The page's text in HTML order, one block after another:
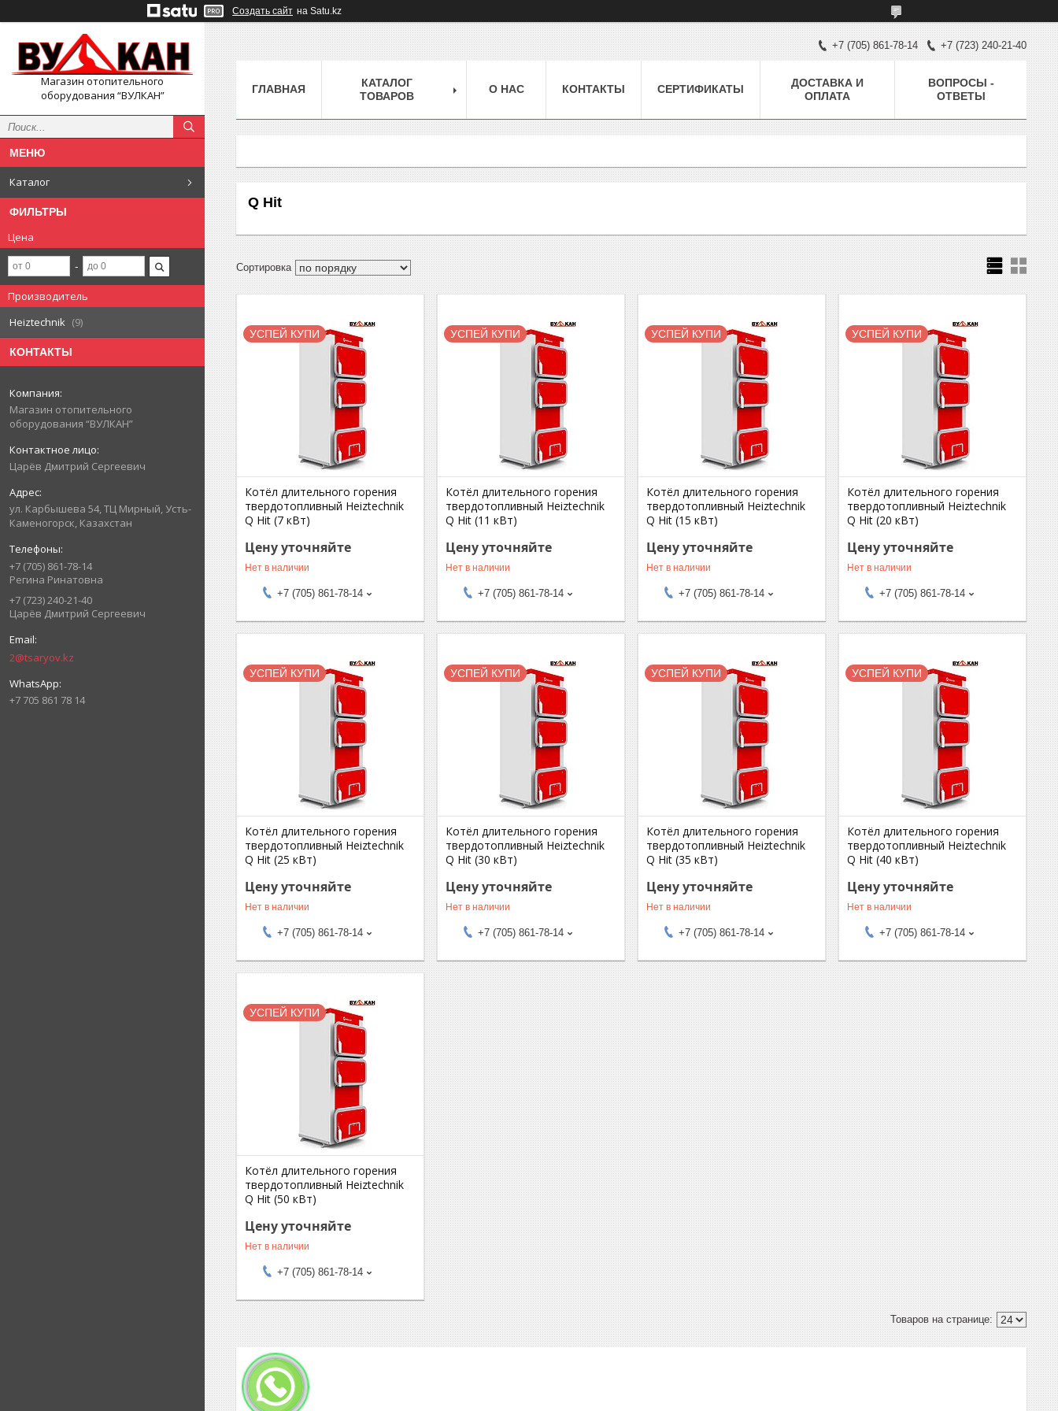
Создать сайт на Satu.kz
Магазин отопительного
оборудования “ВУЛКАН”
Каталог
ФИЛЬТРЫ
Цена
Производитель
Heiztechnik
9
КОНТАКТЫ
Магазин отопительного
оборудования “ВУЛКАН”
Царёв Дмитрий Сергеевич
ул. Карбышева 54, ТЦ Мирный, Усть-
Каменогорск, Казахстан
+7 (705) 861-78-14
Регина Ринатовна
+7 (723) 240-21-40
Царёв Дмитрий Сергеевич
2@tsaryov.kz
+7 705 861 78 14
+7 (705) 861-78-14 +7 (723) 240-21-40
ГЛАВНАЯ
КАТАЛОГ
ТОВАРОВ
О НАС КОНТАКТЫ СЕРТИФИКАТЫ
ДОСТАВКА И
ОПЛАТА
ВОПРОСЫ -
ОТВЕТЫ
Q Hit
УСПЕЙ КУПИ
Котёл длительного горения
твердотопливный Heiztechnik
Q Hit (7 кВт)
Цену уточняйте
Нет в наличии
+7 (705) 861-78-14
УСПЕЙ КУПИ
Котёл длительного горения
твердотопливный Heiztechnik
Q Hit (11 кВт)
Цену уточняйте
Нет в наличии
+7 (705) 861-78-14
УСПЕЙ КУПИ
Котёл длительного горения
твердотопливный Heiztechnik
Q Hit (15 кВт)
Цену уточняйте
Нет в наличии
+7 (705) 861-78-14
УСПЕЙ КУПИ
Котёл длительного горения
твердотопливный Heiztechnik
Q Hit (20 кВт)
Цену уточняйте
Нет в наличии
+7 (705) 861-78-14
УСПЕЙ КУПИ
Котёл длительного горения
твердотопливный Heiztechnik
Q Hit (25 кВт)
Цену уточняйте
Нет в наличии
+7 (705) 861-78-14
УСПЕЙ КУПИ
Котёл длительного горения
твердотопливный Heiztechnik
Q Hit (30 кВт)
Цену уточняйте
Нет в наличии
+7 (705) 861-78-14
УСПЕЙ КУПИ
Котёл длительного горения
твердотопливный Heiztechnik
Q Hit (35 кВт)
Цену уточняйте
Нет в наличии
+7 (705) 861-78-14
УСПЕЙ КУПИ
Котёл длительного горения
твердотопливный Heiztechnik
Q Hit (40 кВт)
Цену уточняйте
Нет в наличии
+7 (705) 861-78-14
УСПЕЙ КУПИ
Котёл длительного горения
твердотопливный Heiztechnik
Q Hit (50 кВт)
Цену уточняйте
Нет в наличии
+7 (705) 861-78-14